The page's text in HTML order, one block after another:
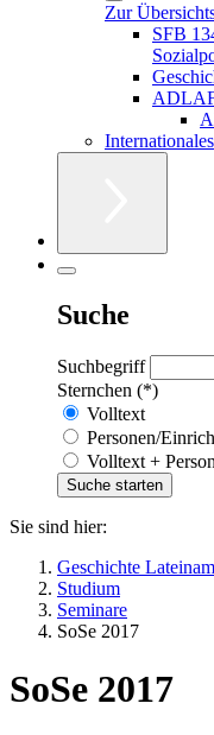
Zur
SFB
Internationales
Suche
Suchbegriff
Sternchen (*)
Volltext
Personen/
Volltext +
Sie sind hier:
Geschichte
Studium
Seminare
SoSe 2017
SoSe 2017